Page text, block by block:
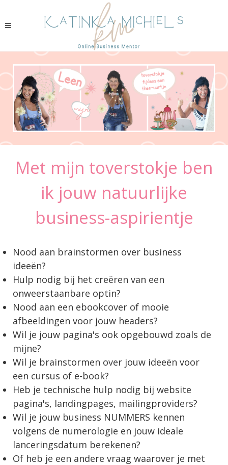
Met mijn toverstokje ben
ik jouw natuurlijke
business-aspirientje
Nood aan brainstormen over business
ideeën?
Hulp nodig bij het creëren van een
onweerstaanbare optin?
Nood aan een ebookcover of mooie
afbeeldingen voor jouw headers?
Wil je jouw pagina's ook opgebouwd zoals de
mijne?
Wil je brainstormen over jouw ideeën voor
een cursus of e-book?
Heb je technische hulp nodig bij website
pagina's, landingpages, mailingproviders?
Wil je jouw business NUMMERS kennen
volgens de numerologie en jouw ideale
lanceringsdatum berekenen?
Of heb je een andere vraag waarover je met